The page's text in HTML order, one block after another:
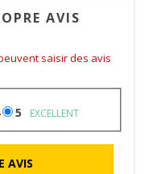
AVIS
saisir des avis
5 EXCELLENT